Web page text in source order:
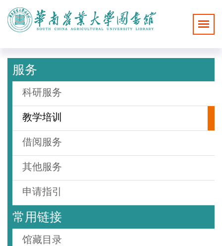
服务
科研服务
教学培训
借阅服务
其他服务
申请指引
常用链接
馆藏目录